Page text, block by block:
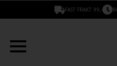
FAST FRAKT 99,-